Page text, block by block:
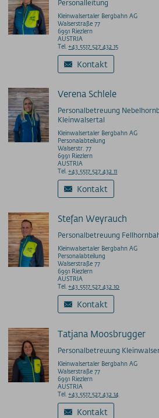
Personalleitung
Kleinwalsertaler Bergbahn AG
Walserstraße 77
6991 Riezlern
AUSTRIA
Tel.+43 5517 527 432 15
Kontakt
Verena Schlele
Personalbetreuung
Kleinwalsertal
Kleinwalsertaler Bergbahn AG
Personalabteilung
Walserstr. 77
6991 Riezlern
AUSTRIA
Tel.+43 5517 527 432 11
Kontakt
Stefan Weyrauch
Personalbetreuung
Kleinwalsertaler Bergbahn AG
Personalabteilung
Walserstraße 77
6991 Riezlern
AUSTRIA
Tel.+43 5517 527 432 10
Kontakt
Tatjana Moosbrugger
Personalbetreuung
Kleinwalsertaler Bergbahn AG
Walserstraße 77
6991 Riezlern
AUSTRIA
Tel.+43 5517 527 432 14
Kontakt